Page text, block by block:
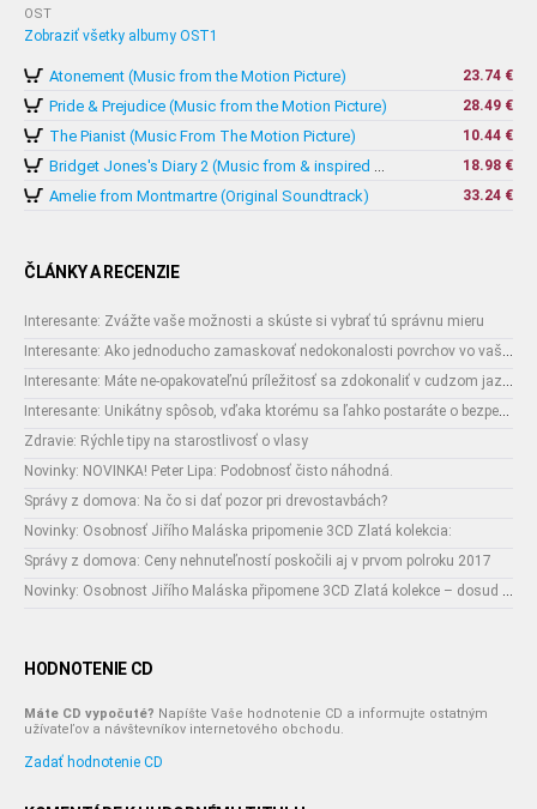
OST
Zobraziť všetky albumy OST1
Atonement (Music from the Motion Picture) 23.74 €
Pride & Prejudice (Music from the Motion Picture) 28.49 €
The Pianist (Music From The Motion Picture)
10.44 €
Bridget Jones's Diary 2 (Music from & inspired by The Motion Picture)
18.98 €
Amelie from Montmartre (Original Soundtrack) 33.24 €
ČLÁNKY A RECENZIE
Interesante: Zvážte vaše možnosti a skúste si vybrať tú správnu mieru
Interesante: Ako jednoducho zamaskovať nedokonalosti povrchov vo vašom interiéri
Interesante: Máte ne-opakovateľnú príležitosť sa zdokonaliť v cudzom jazyku
Interesante: Unikátny spôsob, vďaka ktorému sa ľahko postaráte o bezpečnosť vašich zásielok
Zdravie: Rýchle tipy na starostlivosť o vlasy
Novinky: NOVINKA! Peter Lipa: Podobnosť čisto náhodná.
Správy z domova: Na čo si dať pozor pri drevostavbách?
Novinky: Osobnosť Jiřího Maláska pripomenie 3CD Zlatá kolekcia:
Správy z domova: Ceny nehnuteľností poskočili aj v prvom polroku 2017
Novinky: Osobnost Jiřího Maláska připomene 3CD Zlatá kolekce – dosud nejobsáhlejší soubor nahrávek legendárního umělce!
HODNOTENIE CD
Máte CD vypočuté? Napíšte Vaše hodnotenie CD a informujte ostatným
užívateľov a návštevníkov internetového obchodu.
Zadať hodnotenie CD